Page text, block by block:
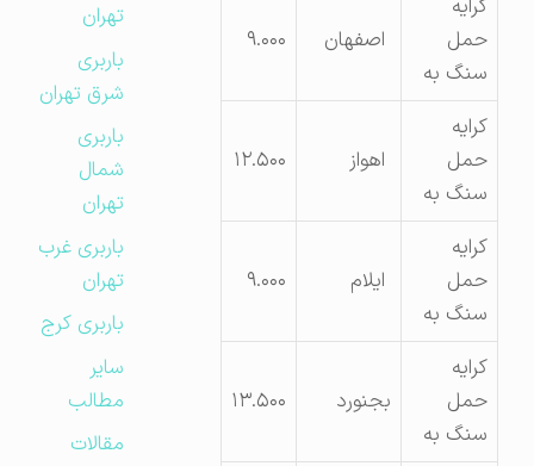
حمل
سنگ به
اصفهان ۹.۰۰۰
حمل
سنگ به
۱۲.۵۰۰
حمل
سنگ به
۹.۰۰۰
حمل
سنگ به
بجنورد ۱۳.۵۰۰
تهران
باربری
شرق تهران
باربری
شمال
تهران
باربری غرب
تهران
باربری کرج
مطالب
مقالات